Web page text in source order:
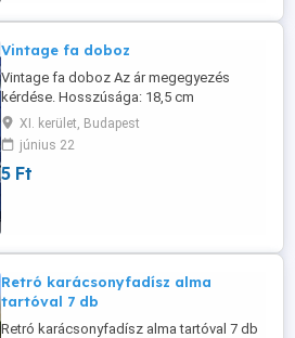
IKEA DOCUMENT papír szemetes # ...
Vintage fa doboz
Vintage fa doboz Az ár megegyezés
kérdése. Hosszúsága: 18,5 cm
Szélessége: 12 cm. Magassága: 11,5 cm
Nem használt.
XI. kerület, Budapest
június 22
5 Ft
Retró karácsonyfadísz alma
tartóval 7 db
Retró karácsonyfadísz alma tartóval 7 db